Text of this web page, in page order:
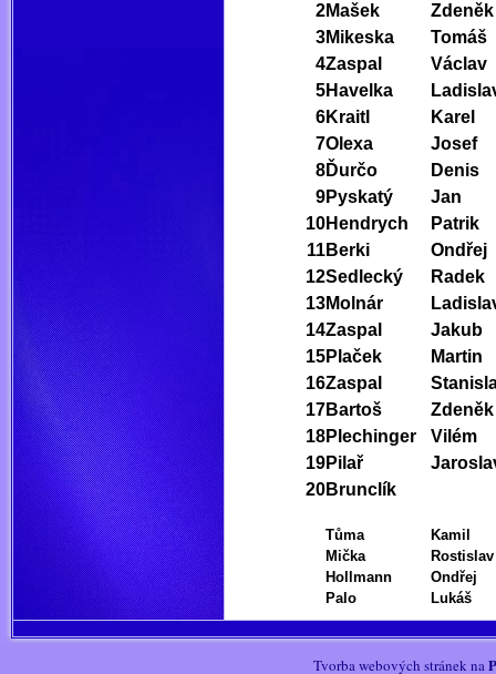
2Mašek
Zdeněk
3Mikeska
Tomáš
4Zaspal
Václav
5Havelka
6Kraitl
Karel
7Olexa
Josef
8Ďurčo
Denis
9Pyskatý
Jan
10Hendrych
Patrik
11Berki
Ondřej
12Sedlecký
Radek
13Molnár
14Zaspal
Jakub
15Plaček
Martin
16Zaspal
17Bartoš
Zdeněk
18Plechinger
Vilém
19Pilař
20Brunclík
Tůma
Kamil
Mička
Rostislav
Hollmann
Ondřej
Palo
Lukáš
Tvorba webových stránek na